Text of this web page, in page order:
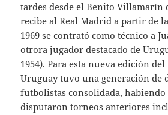
tardes desde el Benito Villamarín
recibe al Real Madrid a partir de
1969 se contrató como técnico a
otrora jugador destacado de
1954). Para esta nueva edición
Uruguay tuvo una generación de
futbolistas consolidada,
disputaron torneos anteriores